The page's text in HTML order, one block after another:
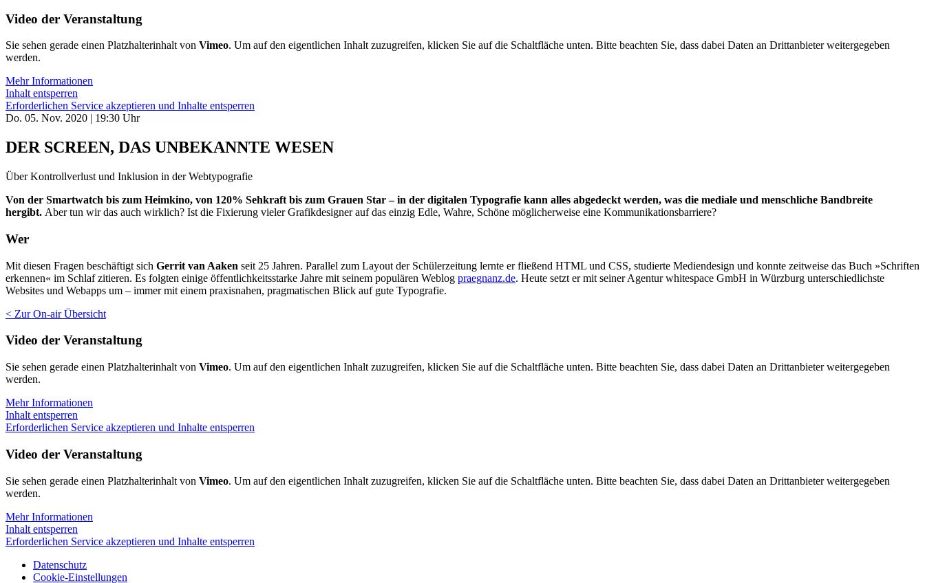
Video der Veranstaltung
Sie sehen gerade einen Platzhalterinhalt von Vimeo. Um auf den eigentlichen Inhalt zuzugreifen, klicken Sie auf die Schaltfläche unten. Bitte beachten Sie, dass dabei Daten an Drittanbieter weitergegeben
werden.
Mehr Informationen
Inhalt entsperren
Erforderlichen Service akzeptieren und Inhalte entsperren
Do. 05. Nov. 2020 | 19:30 Uhr
DER SCREEN, DAS UNBEKANNTE WESEN
Über Kontrollverlust und Inklusion in der Webtypografie
Von der Smartwatch bis zum Heimkino, von 120% Sehkraft bis zum Grauen Star – in der digitalen Typografie kann alles abgedeckt werden, was die mediale und menschliche Bandbreite
hergibt. Aber tun wir das auch wirklich? Ist die Fixierung vieler Grafikdesigner auf das einzig Edle, Wahre, Schöne möglicherweise eine Kommunikationsbarriere?
Wer
Mit diesen Fragen beschäftigt sich Gerrit van Aaken seit 25 Jahren. Parallel zum Layout der Schülerzeitung lernte er fließend HTML und CSS, studierte Mediendesign und konnte zeitweise das Buch »Schriften
erkennen« im Schlaf zitieren. Es folgten einige öffentlichkeitsstarke Jahre mit seinem populären Weblog praegnanz.de. Heute setzt er mit seiner Agentur whitespace GmbH in Würzburg unterschiedlichste
Websites und Webapps um – immer mit einem praxisnahen, pragmatischen Blick auf gute Typografie.
< Zur On-air Übersicht
Video der Veranstaltung
Sie sehen gerade einen Platzhalterinhalt von Vimeo. Um auf den eigentlichen Inhalt zuzugreifen, klicken Sie auf die Schaltfläche unten. Bitte beachten Sie, dass dabei Daten an Drittanbieter weitergegeben
werden.
Mehr Informationen
Inhalt entsperren
Erforderlichen Service akzeptieren und Inhalte entsperren
Video der Veranstaltung
Sie sehen gerade einen Platzhalterinhalt von Vimeo. Um auf den eigentlichen Inhalt zuzugreifen, klicken Sie auf die Schaltfläche unten. Bitte beachten Sie, dass dabei Daten an Drittanbieter weitergegeben
werden.
Mehr Informationen
Inhalt entsperren
Erforderlichen Service akzeptieren und Inhalte entsperren
Datenschutz
Cookie-Einstellungen